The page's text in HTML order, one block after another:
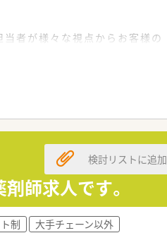
当者が様々な視点からお客様の
る対人業務に注力しておりま
スキルが落ちる心配もありま
ね♪
キュラムがあります。
師求人です。
検討リストに追加
制 大手チェーン以外